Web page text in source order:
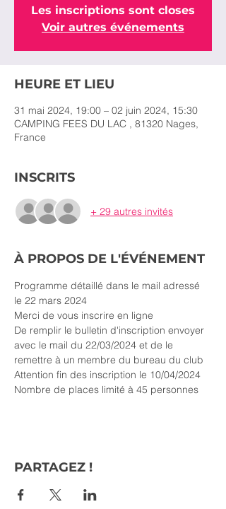
Les inscriptions sont closes
Voir autres événements
HEURE ET LIEU
31 mai 2024, 19:00 – 02 juin 2024, 15:30
CAMPING FEES DU LAC , 81320 Nages,
France
INSCRITS
+ 29 autres invités
À PROPOS DE L'ÉVÉNEMENT
Programme détaillé dans le mail adressé
le 22 mars 2024
Merci de vous inscrire en ligne
De remplir le bulletin d'inscription envoyer
avec le mail du 22/03/2024 et de le
remettre à un membre du bureau du club
Attention fin des inscription le 10/04/2024
Nombre de places limité à 45 personnes
PARTAGEZ !